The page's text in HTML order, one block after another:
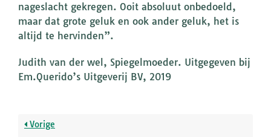
nageslacht gekregen. Ooit absoluut onbedoeld,
maar dat grote geluk en ook ander geluk, het is
altijd te hervinden”.
Judith van der wel, Spiegelmoeder. Uitgegeven bij
Em.Querido’s Uitgeverij BV, 2019
Vorige